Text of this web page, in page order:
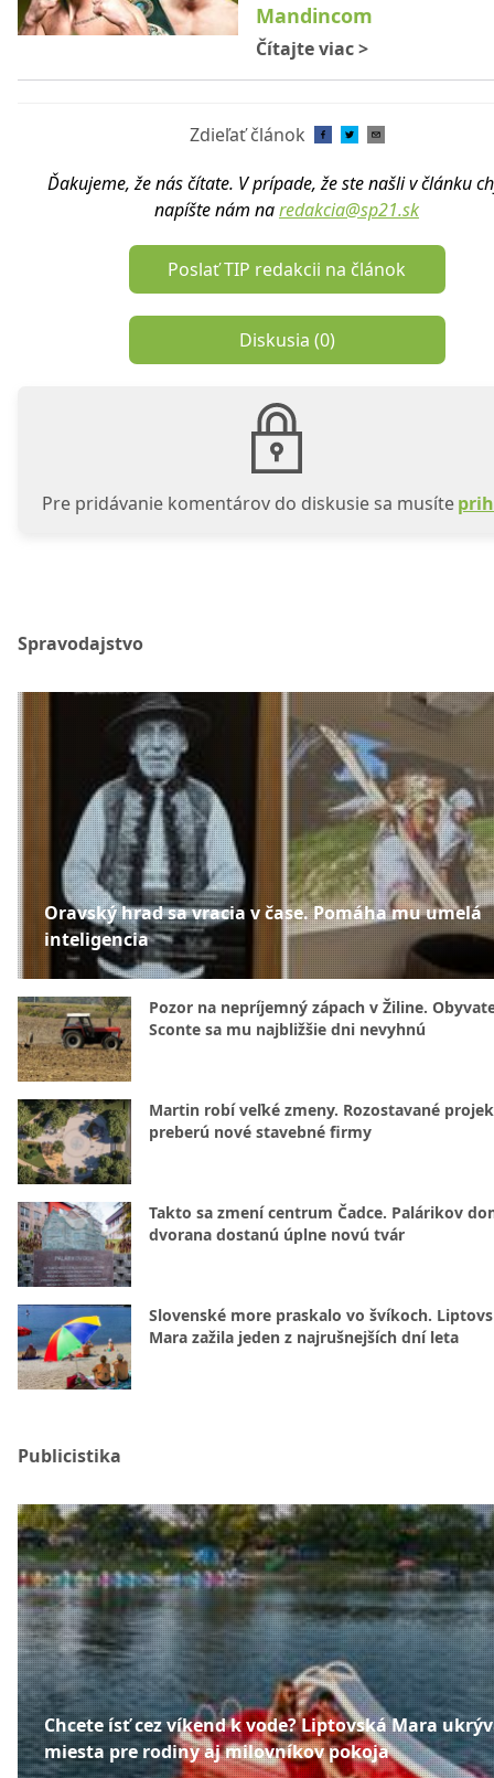
Mandincom
Čítajte viac>
Zdieľať článok
Ďakujeme, že nás čítate. V prípade, že ste našli v článku
napíšte nám naredakcia@sp21.sk
Poslať TIP redakcii na článok
Diskusia (0)
Pre pridávanie komentárov do diskusie sa musíte
Spravodajstvo
Oravský hrad sa vracia v čase. Pomáha mu umelá
inteligencia
Pozor na nepríjemný zápach v Žiline.
Sconte sa mu najbližšie dni nevyhnú
Martin robí veľké zmeny. Rozostavané
preberú nové stavebné firmy
Takto sa zmení centrum Čadce. Palárikov
dvorana dostanú úplne novú tvár
Slovenské more praskalo vo švíkoch.
Mara zažila jeden z najrušnejších dní leta
Publicistika
Chcete ísť cez víkend k vode? Liptovská Mara
miesta pre rodiny aj milovníkov pokoja